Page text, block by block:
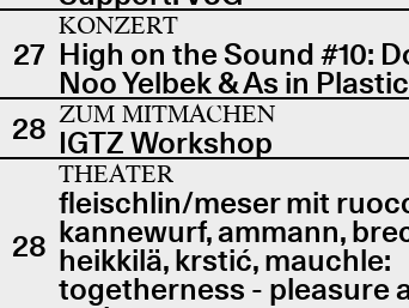
27
KONZERT
High on the Sound #10:
Noo Yelbek & As in Plastic
28 ZUM MITMACHEN
IGTZ Workshop
28
THEATER
fleischlin/meser mit
kannewurf, ammann,
heikkilä, krstić, mauchle:
togetherness - pleasure